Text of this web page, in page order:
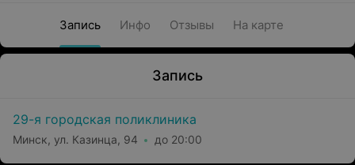
Запись Инфо Отзывы На карте
Запись
29-я городская поликлиника
Минск, ул. Казинца, 94 до 20:00